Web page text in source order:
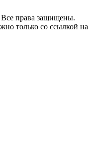
права защищены.
только со ссылкой на